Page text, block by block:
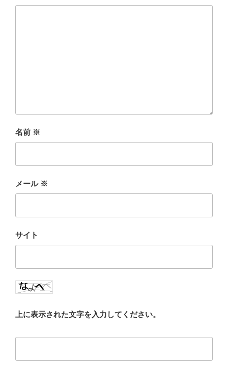
名前 ※
メール ※
サイト
上に表示された文字を入力してください。